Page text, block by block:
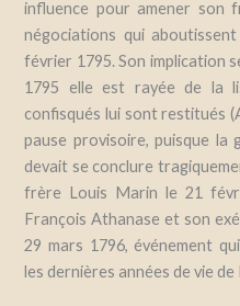
influence pour amener son
négociations qui
février 1795. Son implication
1795 elle est rayée de la
confisqués lui sont restitués
pause provisoire, puisque la
devait se conclure
frère Louis Marin le 21
François Athanase et son
29 mars 1796, événement
les dernières années de vie